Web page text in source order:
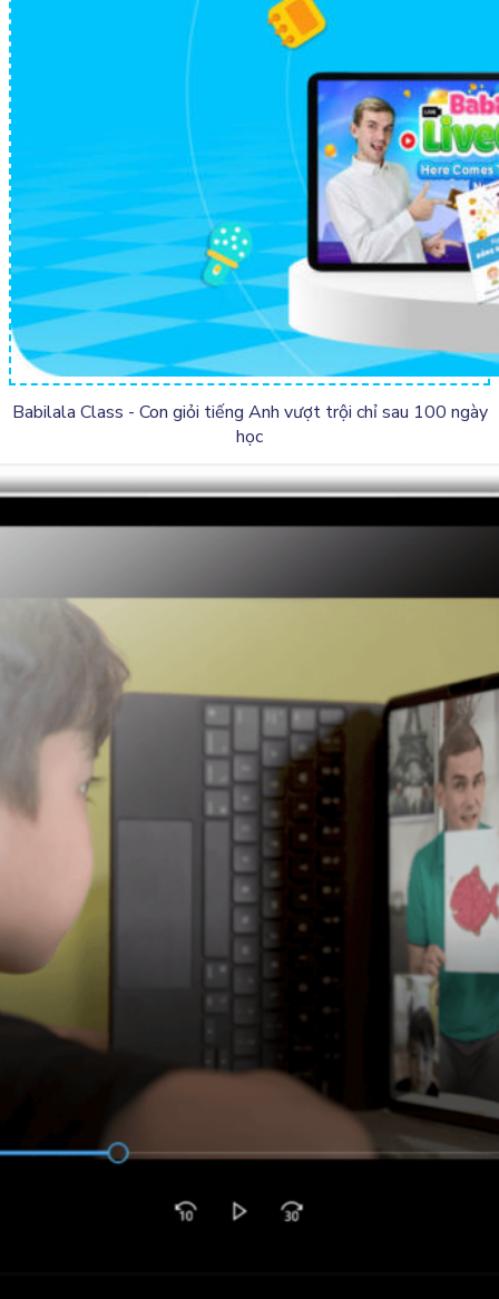
Babilala Class - Con giỏi tiếng Anh vượt trội chỉ sau 100 ngày
học